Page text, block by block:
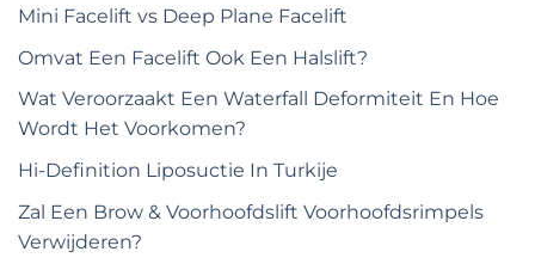
Mini Facelift vs Deep Plane Facelift
Omvat Een Facelift Ook Een Halslift?
Wat Veroorzaakt Een Waterfall Deformiteit En Hoe
Wordt Het Voorkomen?
Hi-Definition Liposuctie In Turkije
Zal Een Brow & Voorhoofdslift Voorhoofdsrimpels
Verwijderen?